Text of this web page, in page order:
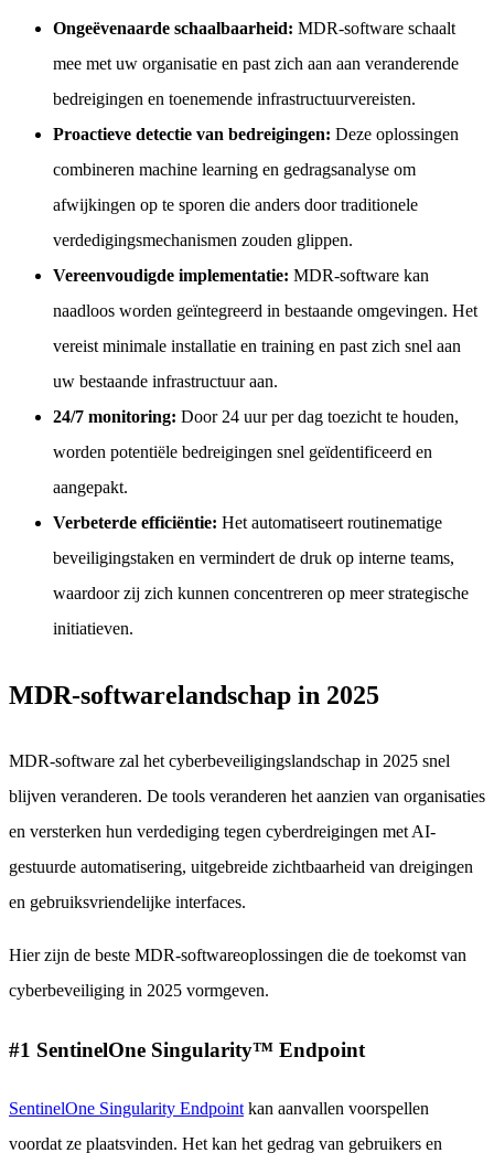
Ongeëvenaarde schaalbaarheid: MDR-software schaalt
mee met uw organisatie en past zich aan aan veranderende
bedreigingen en toenemende infrastructuurvereisten.
Proactieve detectie van bedreigingen: Deze oplossingen
combineren machine learning en gedragsanalyse om
afwijkingen op te sporen die anders door traditionele
verdedigingsmechanismen zouden glippen.
Vereenvoudigde implementatie: MDR-software kan
naadloos worden geïntegreerd in bestaande omgevingen. Het
vereist minimale installatie en training en past zich snel aan
uw bestaande infrastructuur aan.
24/7 monitoring: Door 24 uur per dag toezicht te houden,
worden potentiële bedreigingen snel geïdentificeerd en
aangepakt.
Verbeterde efficiëntie: Het automatiseert routinematige
beveiligingstaken en vermindert de druk op interne teams,
waardoor zij zich kunnen concentreren op meer strategische
initiatieven.
MDR-softwarelandschap in 2025
MDR-software zal het cyberbeveiligingslandschap in 2025 snel
blijven veranderen. De tools veranderen het aanzien van organisaties
en versterken hun verdediging tegen cyberdreigingen met AI-
gestuurde automatisering, uitgebreide zichtbaarheid van dreigingen
en gebruiksvriendelijke interfaces.
Hier zijn de beste MDR-softwareoplossingen die de toekomst van
cyberbeveiliging in 2025 vormgeven.
#1 SentinelOne Singularity™ Endpoint
SentinelOne Singularity Endpoint kan aanvallen voorspellen
voordat ze plaatsvinden. Het kan het gedrag van gebruikers en